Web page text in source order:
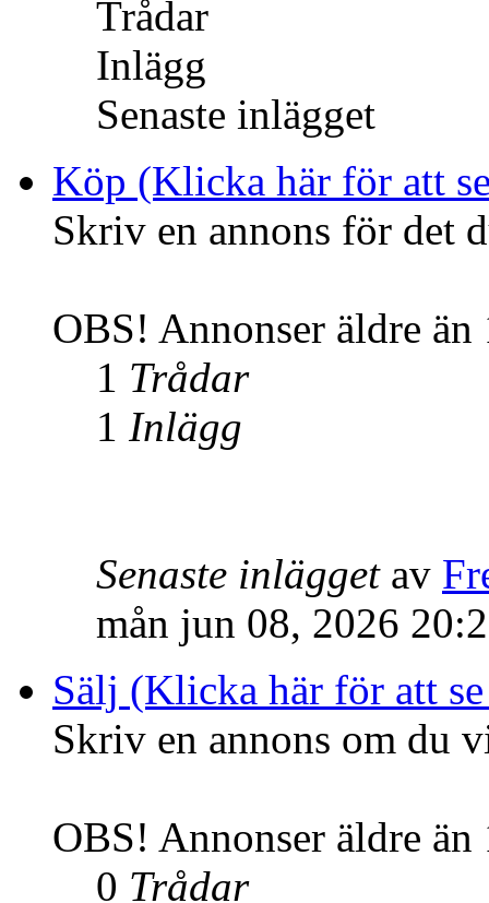
Trådar
Inlägg
Senaste inlägget
Köp (Klicka här för att
Skriv en annons för det
OBS! Annonser äldre
1 Trådar
1 Inlägg
Senaste inläggetav
mån jun 08, 2026
Sälj (Klicka här för att
Skriv en annons om du
OBS! Annonser äldre
0 Trådar